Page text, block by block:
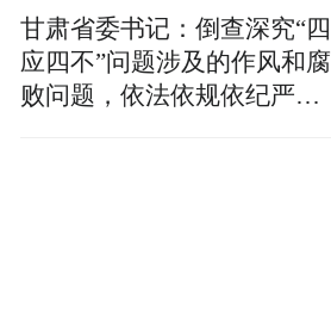
甘肃省委书记：倒查深究“四
应四不”问题涉及的作风和腐
败问题，依法依规依纪严肃